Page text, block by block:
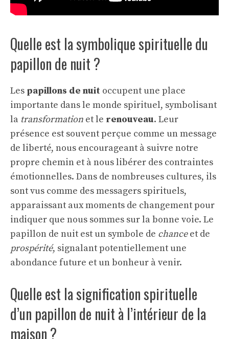
Quelle est la symbolique spirituelle du
papillon de nuit ?
Les papillons de nuit occupent une place
importante dans le monde spirituel, symbolisant
la transformation et le renouveau. Leur
présence est souvent perçue comme un message
de liberté, nous encourageant à suivre notre
propre chemin et à nous libérer des contraintes
émotionnelles. Dans de nombreuses cultures, ils
sont vus comme des messagers spirituels,
apparaissant aux moments de changement pour
indiquer que nous sommes sur la bonne voie. Le
papillon de nuit est un symbole de chanceet de
prospérité, signalant potentiellement une
abondance future et un bonheur à venir.
Quelle est la signification spirituelle
d’un papillon de nuit à l’intérieur de la
maison ?